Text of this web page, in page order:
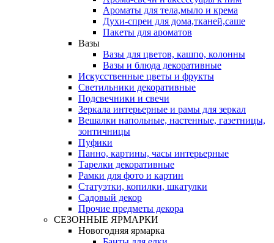
Ароматы для тела,мыло и крема
Духи-спреи для дома,тканей,саше
Пакеты для ароматов
Вазы
Вазы для цветов, кашпо, колонны
Вазы и блюда декоративные
Искусственные цветы и фрукты
Светильники декоративные
Подсвечники и свечи
Зеркала интерьерные и рамы для зеркал
Вешалки напольные, настенные, газетницы,
зонтичницы
Пуфики
Панно, картины, часы интерьерные
Тарелки декоративные
Рамки для фото и картин
Статуэтки, копилки, шкатулки
Садовый декор
Прочие предметы декора
СЕЗОННЫЕ ЯРМАРКИ
Новогодняя ярмарка